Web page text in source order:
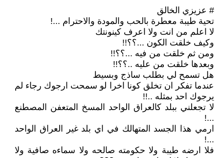
# عزيزي الخالق
‏تحية طيبة معطرة بالحب والمودة والاحترام ...!
‏لا اعلم من انت ولا اعرف كينونتك
‏وكيف خلقت الكون ...؟؟!!
‏ومن ثم خلقت من فيه ...؟؟!!
‏وبعدها خلقت من عليه ..؟؟!!
‏هل تسمح لي بطلب ساذج وبسيط
‏عندما تفكر ان تخلق كونا اخرا لو سمحت ارجوك رجاء لم
يرجوك احد بمثله ..!!
‏لا تجعلني ببلد كالعراق الواحد المسخ المتعفن المصطنع
...!
‏ارمي هذا الجسد المتهالك في اي بلد غير العراق الواحد
...!
‏فلا ارضه طيبة ولا حكومته صالحه ولا سماءه صافية ولا